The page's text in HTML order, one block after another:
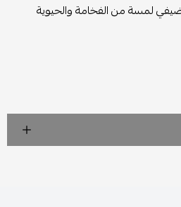
لمسة من الفخامة والحيوية